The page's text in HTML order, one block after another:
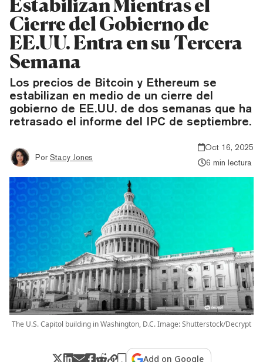
Estabilizan Mientras el
Cierre del Gobierno de
EE.UU. Entra en su Tercera
Semana
Los precios de Bitcoin y Ethereum se
estabilizan en medio de un cierre del
gobierno de EE.UU. de dos semanas que ha
retrasado el informe del IPC de septiembre.
Por Stacy Jones
Oct 16, 2025
6 min lectura
The U.S. Capitol building in Washington, D.C. Image: Shutterstock/Decrypt
Add on Google